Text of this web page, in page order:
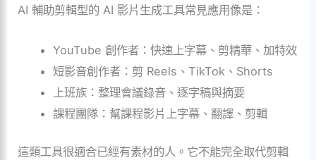
AI 輔助剪輯型的 AI 影片生成工具常見應用像是：
YouTube 創作者：快速上字幕、剪精華、加特效
短影音創作者：剪 Reels、TikTok、Shorts
上班族：整理會議錄音、逐字稿與摘要
課程團隊：幫課程影片上字幕、翻譯、剪輯
這類工具很適合已經有素材的人。它不能完全取代剪輯